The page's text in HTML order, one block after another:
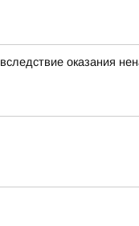
оказания